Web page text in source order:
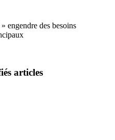
des besoins
articles